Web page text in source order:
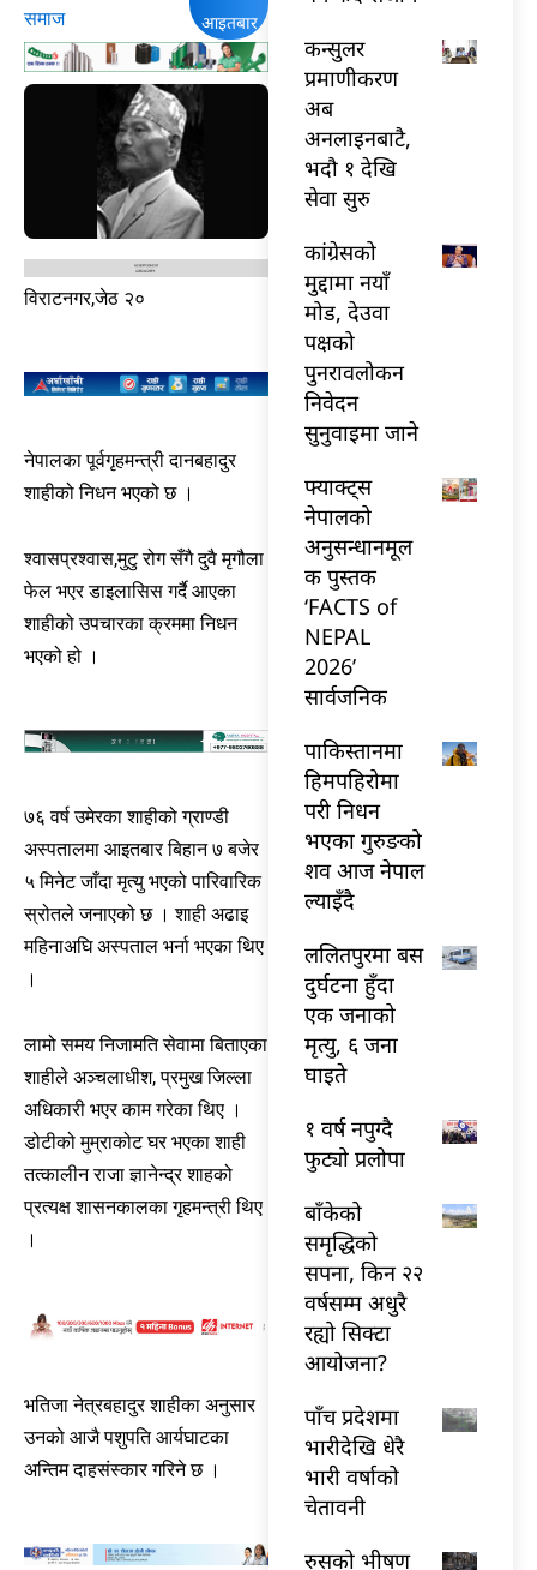
समाज
आइतबार
विराटनगर,जेठ २०
नेपालका पूर्वगृहमन्त्री दानबहादुर
शाहीको निधन भएको छ ।
श्वासप्रश्वास,मुटु रोग सँगै दुवै मृगौला
फेल भएर डाइलासिस गर्दै आएका
शाहीको उपचारका क्रममा निधन
भएको हो ।
७६ वर्ष उमेरका शाहीको ग्राण्डी
अस्पतालमा आइतबार बिहान ७ बजेर
५ मिनेट जाँदा मृत्यु भएको पारिवारिक
स्रोतले जनाएको छ । शाही अढाइ
महिनाअघि अस्पताल भर्ना भएका थिए
।
लामो समय निजामति सेवामा बिताएका
शाहीले अञ्चलाधीश, प्रमुख जिल्ला
अधिकारी भएर काम गरेका थिए ।
डोटीको मुम्राकोट घर भएका शाही
तत्कालीन राजा ज्ञानेन्द्र शाहको
प्रत्यक्ष शासनकालका गृहमन्त्री थिए
।
भतिजा नेत्रबहादुर शाहीका अनुसार
उनको आजै पशुपति आर्यघाटका
अन्तिम दाहसंस्कार गरिने छ ।
कन्सुलर
प्रमाणीकरण
अब
अनलाइनबाटै,
भदौ १ देखि
सेवा सुरु
कांग्रेसको
मुद्दामा नयाँ
मोड, देउवा
पक्षको
पुनरावलोकन
निवेदन
सुनुवाइमा जाने
फ्याक्ट्स
नेपालको
अनुसन्धानमूल
क पुस्तक
‘FACTS of
NEPAL
2026’
सार्वजनिक
पाकिस्तानमा
हिमपहिरोमा
परी निधन
भएका गुरुङको
शव आज नेपाल
ल्याइँदै
ललितपुरमा बस
दुर्घटना हुँदा
एक जनाको
मृत्यु, ६ जना
घाइते
१ वर्ष नपुग्दै
फुट्यो प्रलोपा
बाँकेको
समृद्धिको
सपना, किन २२
वर्षसम्म अधुरै
रह्यो सिक्टा
आयोजना?
पाँच प्रदेशमा
भारीदेखि धेरै
भारी वर्षाको
चेतावनी
रुसको भीषण